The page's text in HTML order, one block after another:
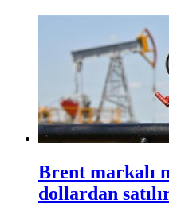
Brent markalı
dollardan